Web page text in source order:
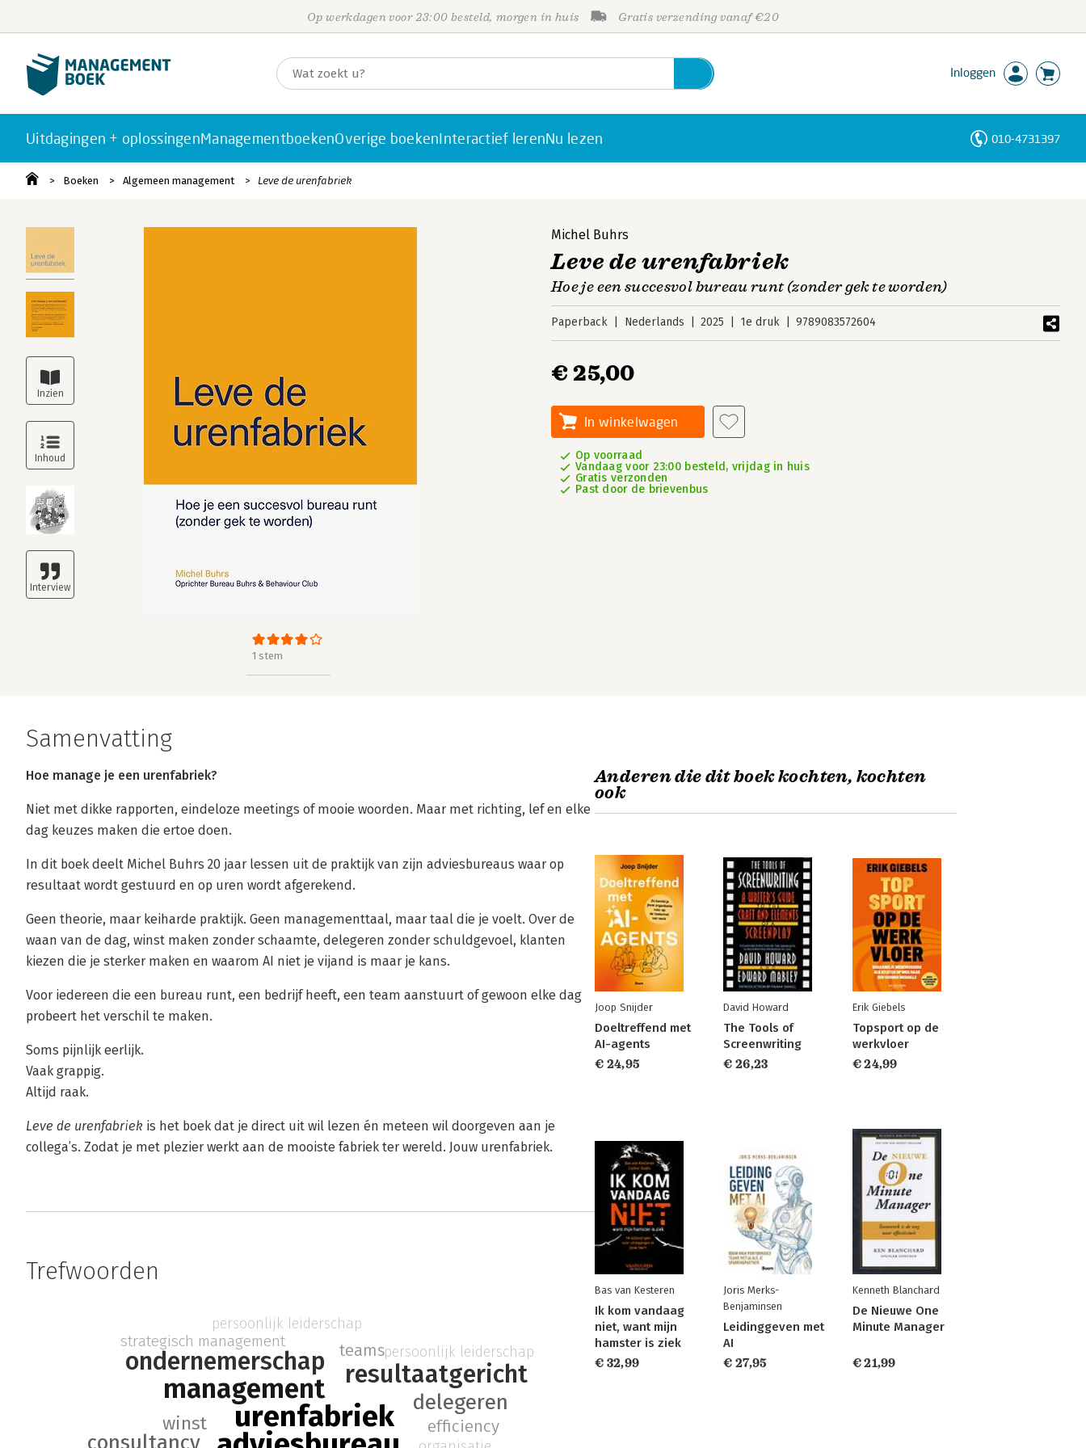
Op werkdagen voor 23:00 besteld, morgen in huis Gratis verzending vanaf €20
Inloggen
Uitdagingen + oplossingenManagementboekenOverige boekenInteractief lerenNu lezen 010-4731397
Boeken Algemeen management Leve de urenfabriek
1 stem
Michel Buhrs
Leve de urenfabriek
Hoe je een succesvol bureau runt (zonder gek te worden)
Paperback Nederlands 2025 1e druk 9789083572604
€ 25,00
In winkelwagen
Op voorraad
Vandaag voor 23:00 besteld, vrijdag in huis
Gratis verzonden
Past door de brievenbus
Samenvatting
Hoe manage je een urenfabriek?
Niet met dikke rapporten, eindeloze meetings of mooie woorden. Maar met richting, lef en elke
dag keuzes maken die ertoe doen.
In dit boek deelt Michel Buhrs 20 jaar lessen uit de praktijk van zijn adviesbureaus waar op
resultaat wordt gestuurd en op uren wordt afgerekend.
Geen theorie, maar keiharde praktijk. Geen managementtaal, maar taal die je voelt. Over de
waan van de dag, winst maken zonder schaamte, delegeren zonder schuldgevoel, klanten
kiezen die je sterker maken en waarom AI niet je vijand is maar je kans.
Voor iedereen die een bureau runt, een bedrijf heeft, een team aanstuurt of gewoon elke dag
probeert het verschil te maken.
Soms pijnlijk eerlijk.
Vaak grappig.
Altijd raak.
Leve de urenfabriek is het boek dat je direct uit wil lezen én meteen wil doorgeven aan je
collega’s. Zodat je met plezier werkt aan de mooiste fabriek ter wereld. Jouw urenfabriek.
Trefwoorden
urenfabriek
management
ondernemerschap resultaatgericht
delegeren
winst
teams
efficiency
strategisch management
persoonlijk leiderschap
persoonlijk leiderschap
Anderen die dit boek kochten, kochten
ook
Joop Snijder
Doeltreffend met
AI-agents
€ 24,95
David Howard
The Tools of
Screenwriting
€ 26,23
Erik Giebels
Topsport op de
werkvloer
€ 24,99
Bas van Kesteren
Ik kom vandaag
niet, want mijn
hamster is ziek
€ 32,99
Joris Merks-
Benjaminsen
Leidinggeven met
AI
€ 27,95
Kenneth Blanchard
De Nieuwe One
Minute Manager
€ 21,99
Personen